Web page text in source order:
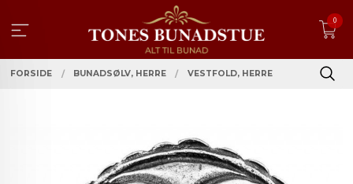
innholdet
0
FORSIDE BUNADSØLV, HERRE VESTFOLD, HERRE